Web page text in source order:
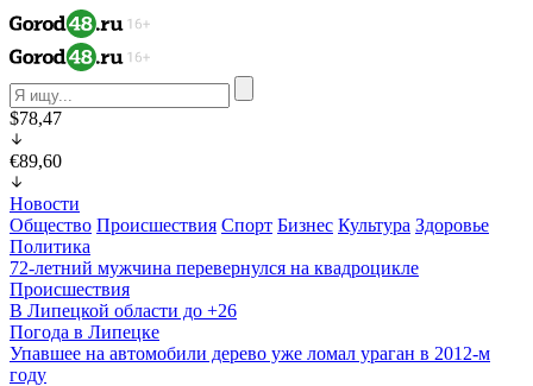
$78,47
€89,60
Новости
Общество Происшествия Спорт Бизнес Культура Здоровье
Политика
72-летний мужчина перевернулся на квадроцикле
Происшествия
В Липецкой области до +26
Погода в Липецке
Упавшее на автомобили дерево уже ломал ураган в 2012-м
году